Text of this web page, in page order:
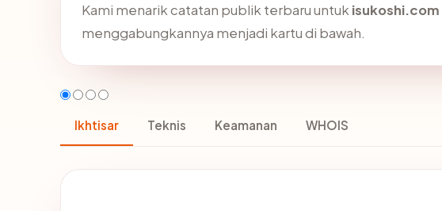
Kami menarik catatan publik terbaru untuk isukoshi.com
menggabungkannya menjadi kartu di bawah.
Ikhtisar Teknis Keamanan WHOIS